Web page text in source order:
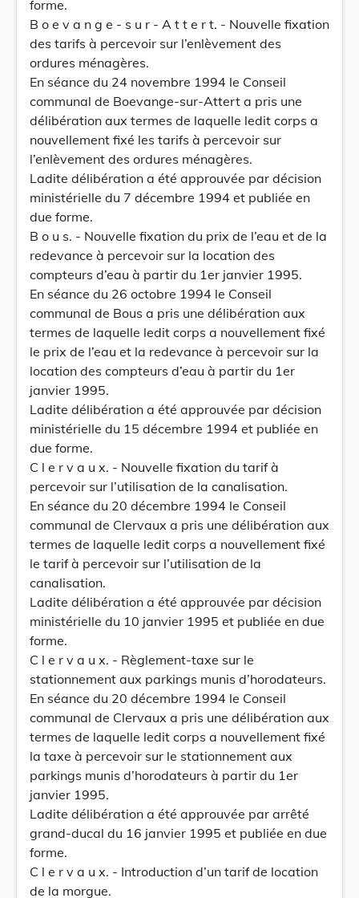
forme.
B o e v a n g e - s u r - A t t e r t. - Nouvelle fixation
des tarifs à percevoir sur l’enlèvement des
ordures ménagères.
En séance du 24 novembre 1994 le Conseil
communal de Boevange-sur-Attert a pris une
délibération aux termes de laquelle ledit corps a
nouvellement fixé les tarifs à percevoir sur
l’enlèvement des ordures ménagères.
Ladite délibération a été approuvée par décision
ministérielle du 7 décembre 1994 et publiée en
due forme.
B o u s. - Nouvelle fixation du prix de l’eau et de la
redevance à percevoir sur la location des
compteurs d’eau à partir du 1er janvier 1995.
En séance du 26 octobre 1994 le Conseil
communal de Bous a pris une délibération aux
termes de laquelle ledit corps a nouvellement fixé
le prix de l’eau et la redevance à percevoir sur la
location des compteurs d’eau à partir du 1er
janvier 1995.
Ladite délibération a été approuvée par décision
ministérielle du 15 décembre 1994 et publiée en
due forme.
C l e r v a u x. - Nouvelle fixation du tarif à
percevoir sur l’utilisation de la canalisation.
En séance du 20 décembre 1994 le Conseil
communal de Clervaux a pris une délibération aux
termes de laquelle ledit corps a nouvellement fixé
le tarif à percevoir sur l’utilisation de la
canalisation.
Ladite délibération a été approuvée par décision
ministérielle du 10 janvier 1995 et publiée en due
forme.
C l e r v a u x. - Règlement-taxe sur le
stationnement aux parkings munis d’horodateurs.
En séance du 20 décembre 1994 le Conseil
communal de Clervaux a pris une délibération aux
termes de laquelle ledit corps a nouvellement fixé
la taxe à percevoir sur le stationnement aux
parkings munis d’horodateurs à partir du 1er
janvier 1995.
Ladite délibération a été approuvée par arrêté
grand-ducal du 16 janvier 1995 et publiée en due
forme.
C l e r v a u x. - Introduction d’un tarif de location
de la morgue.